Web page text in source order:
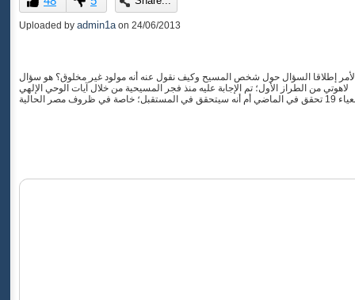
of
0
Uploaded by admin1a on 24/06/2013
الأمر إطلاقا السؤال حول شخص المسيح وكيف نقول عنه أنه مولود غير مخلوق؟ هو سؤال
لاهوتي من الطراز الأول؛ تم الإجابة عليه منذ فجر المسيحية من خلال آيات الوحي الإلهي
الحالية